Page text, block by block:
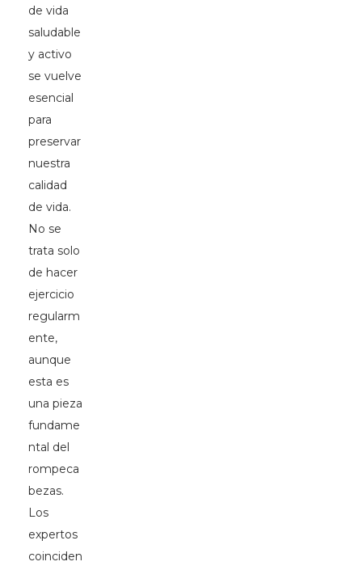
de vida
saludable
y activo
se vuelve
esencial
para
preservar
nuestra
calidad
de vida.
No se
trata solo
de hacer
ejercicio
regularm
ente,
aunque
esta es
una pieza
fundame
ntal del
rompeca
bezas.
Los
expertos
coinciden